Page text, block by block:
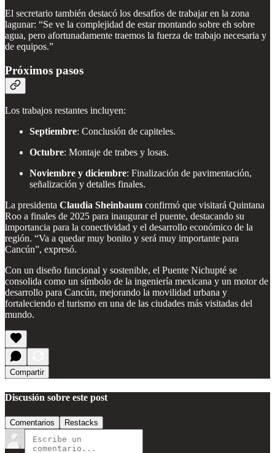
El secretario también destacó los desafíos de trabajar en la zona
lagunar: “Se ve la complejidad de estar montando sobre eh sobre
agua, pero afortunadamente traemos la fuerza de trabajo necesaria y
de equipos.”
Próximos pasos
Los trabajos restantes incluyen:
Septiembre: Conclusión de capiteles.
Octubre: Montaje de trabes y losas.
Noviembre y diciembre: Finalización de pavimentación,
señalización y detalles finales.
La presidenta Claudia Sheinbaum confirmó que visitará Quintana
Roo a finales de 2025 para inaugurar el puente, destacando su
importancia para la conectividad y el desarrollo económico de la
región. “Va a quedar muy bonito y será muy importante para
Cancún”, expresó.
Con un diseño funcional y sostenible, el Puente Nichupté se
consolida como un símbolo de la ingeniería mexicana y un motor de
desarrollo para Cancún, mejorando la movilidad urbana y
fortaleciendo el turismo en una de las ciudades más visitadas del
mundo.
Compartir
Discusión sobre este post
Comentarios Restacks